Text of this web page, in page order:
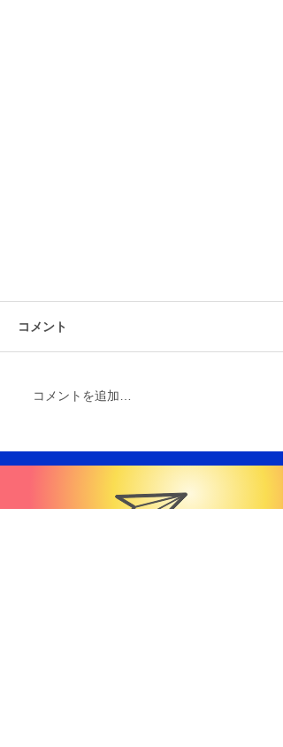
帰国後のブランクはどれくらいで
埋まりましたか？
た。だから学校には2学期から復帰し
コメント
コメントを追加…
GET IN TOUCH